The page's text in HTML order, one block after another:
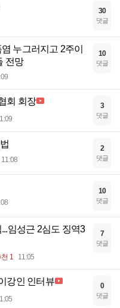
30
댓글
누그러지고 2주이
전망
10
댓글
회 회장 3
댓글
11:08
2
댓글
10
댓글
임성근 2심도 징역3
1 11:05
7
댓글
강인 인터뷰 0
댓글